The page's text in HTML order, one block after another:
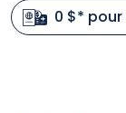
0 $*